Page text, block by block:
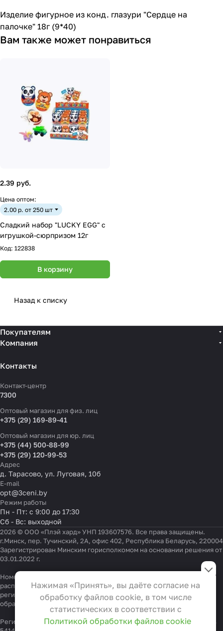
Изделие фигурное из конд. глазури "Сердце на
палочке" 18г (9*40)
Вам также может понравиться
2.39 руб.
Цена оптом:
2.00 р. от 250 шт
Сладкий набор "LUCKY EGG" с
игрушкой-сюрпризом 12г
Код: 122838
В корзину
Назад к списку
Покупателям
Компания
Контакты
Контакт-центр
7300
Оптовый магазин для физ. лиц
+375 (29) 169-89-41
Оптовый магазин для юр. лиц
+375 (44) 500-88-99
+375 (29) 120-99-53
Адрес
д. Тарасово, ул. Луговая, 10б
E-mail
opt@3ceni.by
Режим работы
Пн - Пт: с 9:00 до 17:30
Сб - Вс: выходной
2026 © ООО «Плэй хард» УНП 193607576. Все права защищены.
г.Минск, пер. Тучинский, 2А, офис 402, Республика Беларусь, 220004
Зарегистрирован Минским горисполкомом на основании решения от
03.01.2022 г.
Номер телефона работников местных исполнительных и
распорядительных органов по месту государственной
регистрации ООО «Плэй хард», уполномоченных рассматривать
обращения покупателей:
+375 17 323-41-58 ,
Регистрационный номер в Торговом реестре Республики Беларусь
Настройки файлов cookie
Функциональные
Эти файлы необходимы для
функционирования сайта и не
могут быть отключены в наших
системах. Вы можете настроить
Нажимая «Принять», вы даёте согласие на
обработку файлов cookie, в том числе
статистических в соответствии с
Политикой обработки файлов cookie